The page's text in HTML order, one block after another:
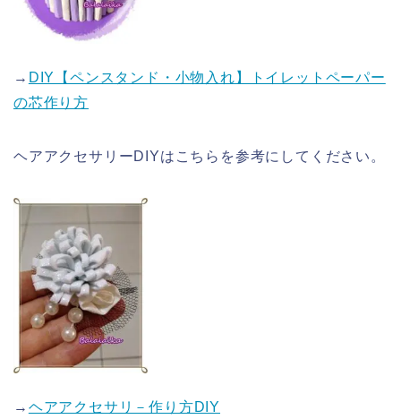
→ DIY【ペンスタンド・小物入れ】トイレットペーパー
の芯作り方
ヘアアクセサリーDIYはこちらを参考にしてください。
→ ヘアアクセサリ－作り方DIY